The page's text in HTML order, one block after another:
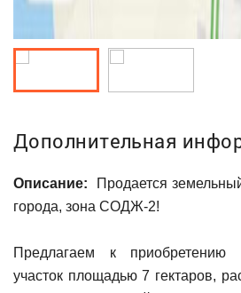
Дополнительная
Описание: Продается
города, зона СОДЖ-2!
Предлагаем к приобретению
участок площадью 7 гектаров,